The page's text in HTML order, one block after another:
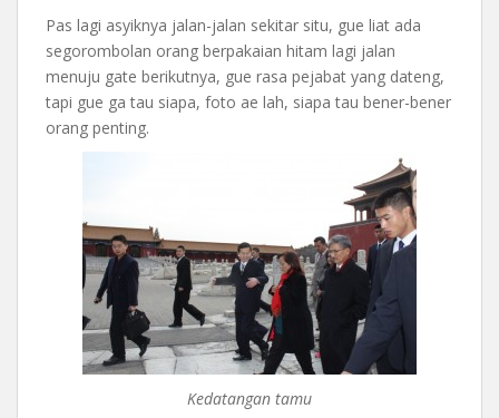
Pas lagi asyiknya jalan-jalan sekitar situ, gue liat ada
segorombolan orang berpakaian hitam lagi jalan
menuju gate berikutnya, gue rasa pejabat yang dateng,
tapi gue ga tau siapa, foto ae lah, siapa tau bener-bener
orang penting.
Kedatangan tamu